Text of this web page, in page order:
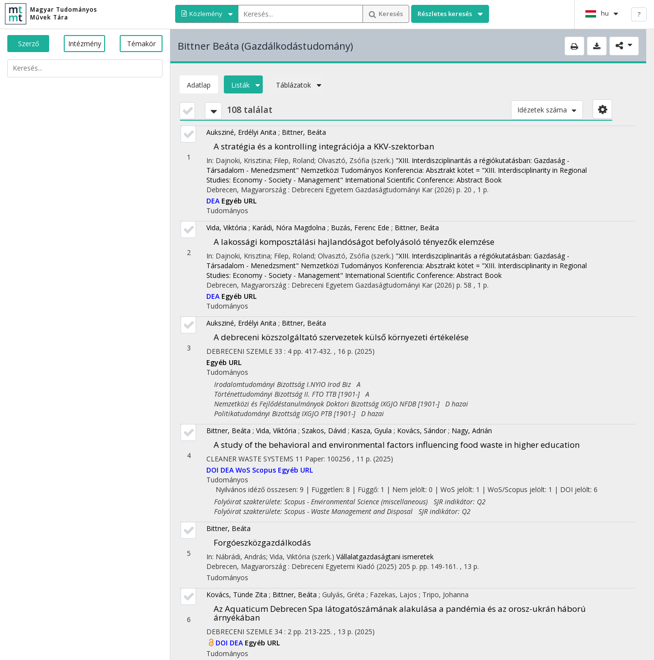
Magyar Tudományos
Művek Tára
Közlemény Keresés Részletes keresés hu ?
Szerző Intézmény Témakör Bittner Beáta (Gazdálkodástudomány)
Adatlap Listák Táblázatok
108 találat Idézetek száma
1
Auksziné, Erdélyi Anita ; Bittner, Beáta
A stratégia és a kontrolling integrációja a KKV-szektorban
In: Dajnoki, Krisztina; Filep, Roland; Olvasztó, Zsófia (szerk.) "XIII. Interdiszciplinaritás a régiókutatásban: Gazdaság -
Társadalom - Menedzsment" Nemzetközi Tudományos Konferencia: Absztrakt kötet = "XIII. Interdisciplinarity in Regional
Studies: Economy - Society - Management" International Scientific Conference: Abstract Book
Debrecen, Magyarország : Debreceni Egyetem Gazdaságtudományi Kar (2026) p. 20 , 1 p.
DEA Egyéb URL
Tudományos
2
Vida, Viktória ; Karádi, Nóra Magdolna ; Buzás, Ferenc Ede ; Bittner, Beáta
A lakossági komposztálási hajlandóságot befolyásoló tényezők elemzése
In: Dajnoki, Krisztina; Filep, Roland; Olvasztó, Zsófia (szerk.) "XIII. Interdiszciplinaritás a régiókutatásban: Gazdaság -
Társadalom - Menedzsment" Nemzetközi Tudományos Konferencia: Absztrakt kötet = "XIII. Interdisciplinarity in Regional
Studies: Economy - Society - Management" International Scientific Conference: Abstract Book
Debrecen, Magyarország : Debreceni Egyetem Gazdaságtudományi Kar (2026) p. 58 , 1 p.
DEA Egyéb URL
Tudományos
3
Auksziné, Erdélyi Anita ; Bittner, Beáta
A debreceni közszolgáltató szervezetek külső környezeti értékelése
DEBRECENI SZEMLE 33 : 4 pp. 417-432. , 16 p. (2025)
Egyéb URL
Tudományos
Irodalomtudományi Bizottság I.NYIO Irod Biz A
Történettudományi Bizottság II. FTO TTB [1901-] A
Nemzetközi és Fejlődéstanulmányok Doktori Bizottság IXGJO NFDB [1901-] D hazai
Politikatudományi Bizottság IXGJO PTB [1901-] D hazai
4
Bittner, Beáta ; Vida, Viktória ; Szakos, Dávid ; Kasza, Gyula ; Kovács, Sándor ; Nagy, Adrián
A study of the behavioral and environmental factors influencing food waste in higher education
CLEANER WASTE SYSTEMS 11 Paper: 100256 , 11 p. (2025)
DOI DEA WoS Scopus Egyéb URL
Tudományos
Nyilvános idéző összesen: 9 | Független: 8 | Függő: 1 | Nem jelölt: 0 | WoS jelölt: 1 | WoS/Scopus jelölt: 1 | DOI jelölt: 6
Folyóirat szakterülete: Scopus - Environmental Science (miscellaneous) SJR indikátor: Q2
Folyóirat szakterülete: Scopus - Waste Management and Disposal SJR indikátor: Q2
5
Bittner, Beáta
Forgóeszközgazdálkodás
In: Nábrádi, András; Vida, Viktória (szerk.) Vállalatgazdaságtani ismeretek
Debrecen, Magyarország : Debreceni Egyetemi Kiadó (2025) 205 p. pp. 149-161. , 13 p.
Tudományos
6
Kovács, Tünde Zita ; Bittner, Beáta ; Gulyás, Gréta ; Fazekas, Lajos ; Tripo, Johanna
Az Aquaticum Debrecen Spa látogatószámának alakulása a pandémia és az orosz-ukrán háború
árnyékában
DEBRECENI SZEMLE 34 : 2 pp. 213-225. , 13 p. (2025)
DOI DEA Egyéb URL
Tudományos